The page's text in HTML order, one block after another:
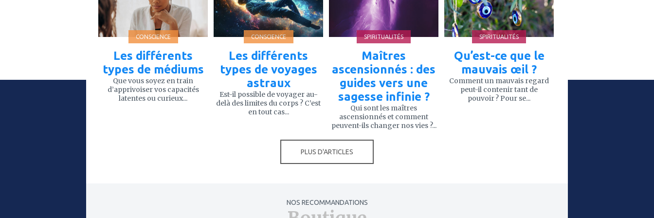
CONSCIENCE
Les différents
types de médiums
Que vous soyez en train
d’apprivoiser vos capacités
latentes ou curieux...
CONSCIENCE
Les différents
types de voyages
astraux
Est-il possible de voyager au-
delà des limites du corps ? C’est
en tout cas...
SPIRITUALITÉS
Maîtres
ascensionnés : des
guides vers une
sagesse infinie ?
Qui sont les maîtres
ascensionnés et comment
peuvent-ils changer nos vies ?...
SPIRITUALITÉS
Qu’est-ce que le
mauvais œil ?
Comment un mauvais regard
peut-il contenir tant de
pouvoir ? Pour se...
PLUS D'ARTICLES
NOS RECOMMANDATIONS